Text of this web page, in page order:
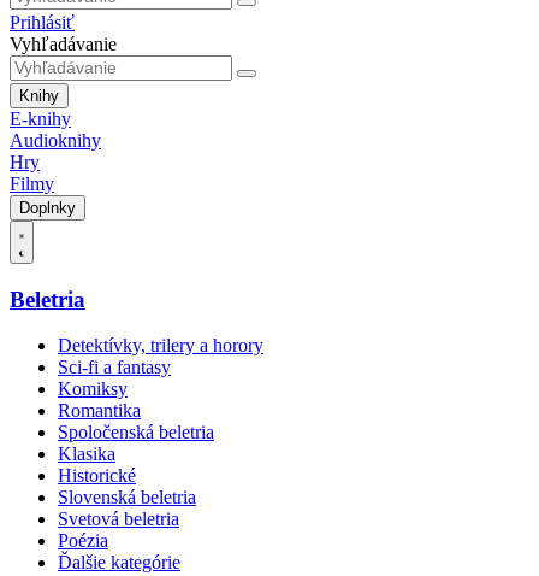
Prihlásiť
Vyhľadávanie
Knihy
E-knihy
Audioknihy
Hry
Filmy
Doplnky
Beletria
Detektívky, trilery a horory
Sci-fi a fantasy
Komiksy
Romantika
Spoločenská beletria
Klasika
Historické
Slovenská beletria
Svetová beletria
Poézia
Ďalšie kategórie